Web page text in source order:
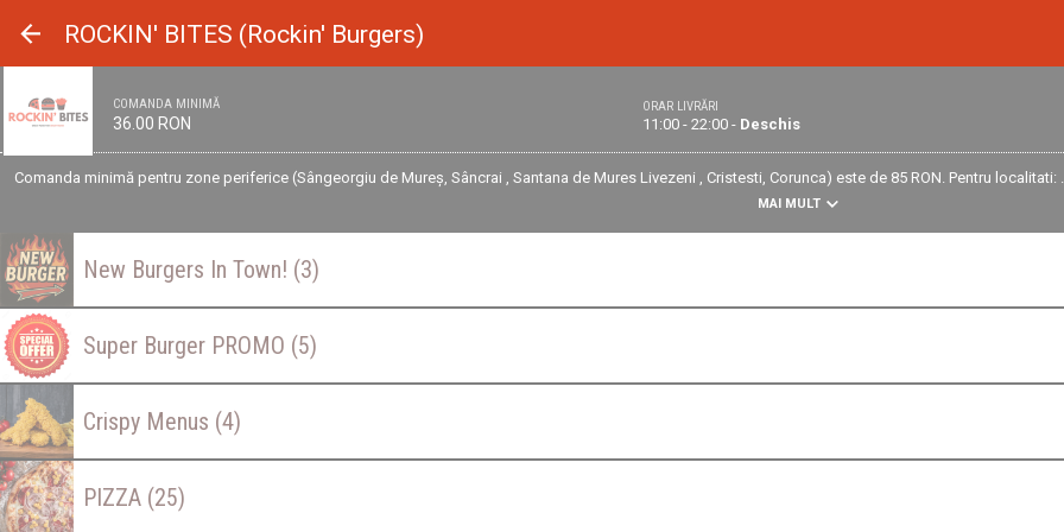
ROCKIN' BITES (Rockin' Burgers)
COMANDA MINIMĂ
36.00 RON
ORAR LIVRĂRI
11:00 - 22:00 - Deschis
Comanda minimă pentru zone periferice (Sângeorgiu de Mureș, Sâncrai , Santana de Mures Livezeni , Cristesti, Corunca) este de 85 RON. Pentru localitati:
MAI MULT
New Burgers In Town! (3)
Super Burger PROMO (5)
Crispy Menus (4)
PIZZA (25)